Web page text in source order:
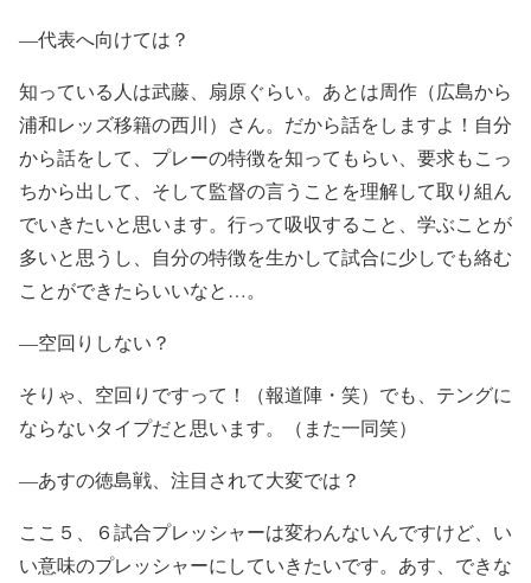
―代表へ向けては？
知っている人は武藤、扇原ぐらい。あとは周作（広島から
浦和レッズ移籍の西川）さん。だから話をしますよ！自分
から話をして、プレーの特徴を知ってもらい、要求もこっ
ちから出して、そして監督の言うことを理解して取り組ん
でいきたいと思います。行って吸収すること、学ぶことが
多いと思うし、自分の特徴を生かして試合に少しでも絡む
ことができたらいいなと…。
―空回りしない？
そりゃ、空回りですって！（報道陣・笑）でも、テングに
ならないタイプだと思います。（また一同笑）
―あすの徳島戦、注目されて大変では？
ここ５、６試合プレッシャーは変わんないんですけど、い
い意味のプレッシャーにしていきたいです。あす、できな